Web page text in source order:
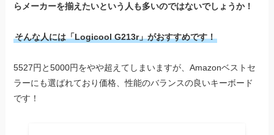
らメーカーを揃えたいという人も多いのではないでしょうか！
そんな人には「Logicool G213r」がおすすめです！
5527円と5000円をやや超えてしまいますが、Amazonベストセ
ラーにも選ばれており価格、性能のバランスの良いキーボード
です！